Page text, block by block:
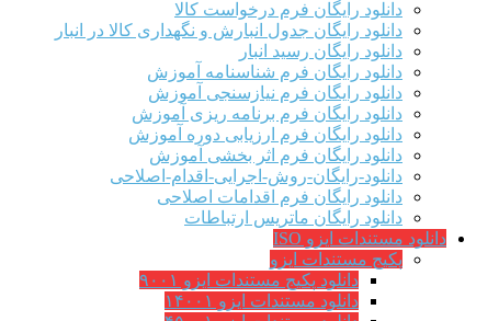
دانلود رایگان فرم درخواست کالا
دانلود رایگان جدول انبارش و نگهداری کالا در انبار
دانلود رایگان رسید انبار
دانلود رایگان فرم شناسنامه آموزش
دانلود رایگان فرم نیازسنجی آموزش
دانلود رایگان فرم برنامه ریزی آموزش
دانلود رایگان فرم ارزیابی دوره آموزش
دانلود رایگان فرم اثر بخشی آموزش
دانلود-رایگان-روش-اجرایی-اقدام-اصلاحی
دانلود رایگان فرم اقدامات اصلاحی
دانلود رایگان ماتریس ارتباطات
دانلود مستندات ایزو ISO
پکیج مستندات ایزو
دانلود پکیج مستندات ایزو ۹۰۰۱
دانلود مستندات ایزو ۱۴۰۰۱